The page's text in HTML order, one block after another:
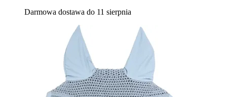
Darmowa dostawa do 11 sierpnia